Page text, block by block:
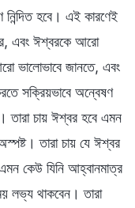
নিন্দিত হবে। এই কারণেই
এবং ঈশ্বরকে আরো
ভালোভাবে জানতে, এবং
সক্রিয়ভাবে অন্বেষণ
তারা চায় ঈশ্বর হবে এমন
তারা চায় যে ঈশ্বর
কেউ যিনি আহ্বানমাত্র
লভ্য থাকবেন। তারা